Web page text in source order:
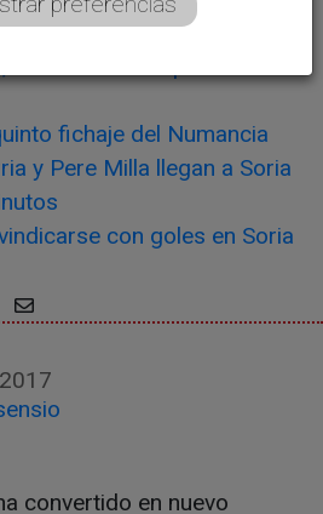
a reivindicarse en Soria
fichaje del Numancia
y Pere Milla llegan a Soria
con goles en Soria
convertido en nuevo